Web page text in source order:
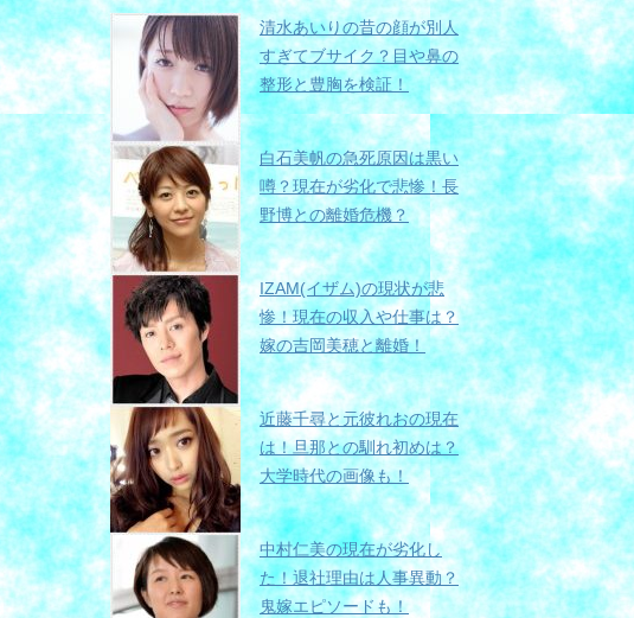
清水あいりの昔の顔が別人
すぎてブサイク？目や鼻の
整形と豊胸を検証！
白石美帆の急死原因は黒い
噂？現在が劣化で悲惨！長
野博との離婚危機？
IZAM(イザム)の現状が悲
惨！現在の収入や仕事は？
嫁の吉岡美穂と離婚！
近藤千尋と元彼れおの現在
は！旦那との馴れ初めは？
大学時代の画像も！
中村仁美の現在が劣化し
た！退社理由は人事異動？
鬼嫁エピソードも！